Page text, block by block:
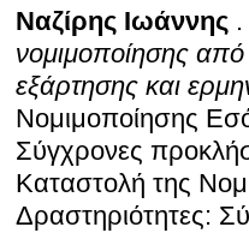
Ναζίρης Ιωάννης .
νομιμοποίησης από
εξάρτησης και
Νομιμοποίησης
Σύγχρονες
Καταστολή της
Δραστηριότητες: